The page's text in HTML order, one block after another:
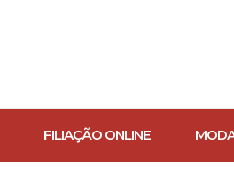
FILIAÇÃO ONLINE